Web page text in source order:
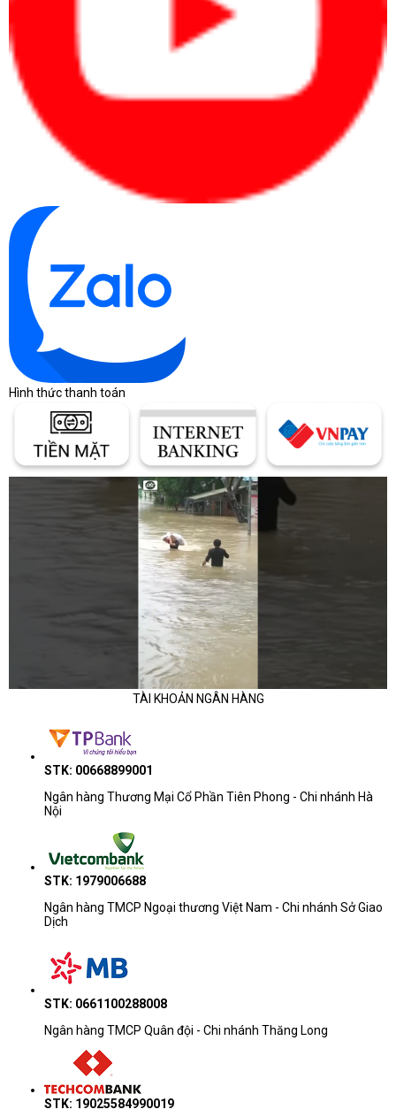
Hình thức thanh toán
TÀI KHOẢN NGÂN HÀNG
STK: 00668899001
Ngân hàng Thương Mại Cổ Phần Tiên Phong - Chi nhánh Hà
Nội
STK: 1979006688
Ngân hàng TMCP Ngoại thương Việt Nam - Chi nhánh Sở Giao
Dịch
STK: 0661100288008
Ngân hàng TMCP Quân đội - Chi nhánh Thăng Long
STK: 19025584990019